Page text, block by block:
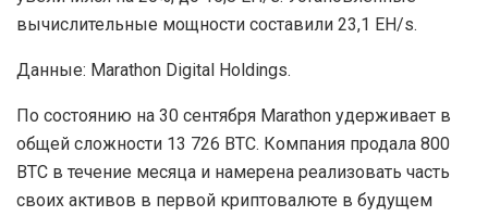
вычислительные мощности составили 23,1 EH/s.
Данные: Marathon Digital Holdings.
По состоянию на 30 сентября Marathon удерживает в
общей сложности 13 726 BTC. Компания продала 800
BTC в течение месяца и намерена реализовать часть
своих активов в первой криптовалюте в будущем